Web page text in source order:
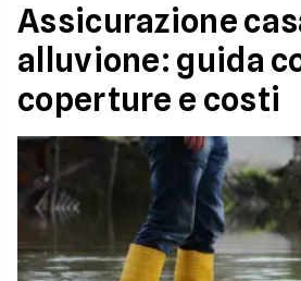
Assicurazione
alluvione: guida
coperture e costi